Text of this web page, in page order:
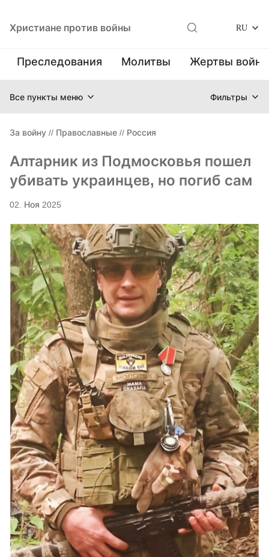
Христиане против войны RU
Преследования Молитвы Жертвы
Все пункты меню Фильтры
За войну // Православные // Россия
Алтарник из Подмосковья пошел
убивать украинцев, но погиб сам
02. Ноя 2025